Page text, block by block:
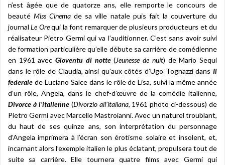
n’est âgée que de quatorze ans, elle remporte le concours de
beautéMiss Cinema de sa ville natale puis fait la couverture du
journalLe Orequi la font remarquer de plusieurs producteurs et du
réalisateur Pietro Germi qui va l’auditionner. C’est sans avoir suivi
de formation particulière qu’elle débute sa carrière de comédienne
en 1961 avecGioventu di notte(Jeunesse de nuit) de Mario Sequi
dans le rôle de Claudia, ainsi qu’aux côtés d’Ugo Tognazzi dans Il
federale de Luciano Salce dans le rôle de Lisa, suivi la même année
d’un rôle, Angela, dans le chef-d’œuvre de la comédie italienne,
Divorce à l’italienne(Divorzio all’italiana, 1961 photo ci-dessous) de
Pietro Germi avec Marcello Mastroianni. Avec un naturel troublant,
du haut de ses quinze ans, son interprétation du personnage
d’Angela imprimera à l’écran son érotisme solaire et insolent, et,
incarnant alors l’exemple italien le plus éclatant, propulsera tout de
suite sa carrière. Elle tournera quatre films avec Germi qui